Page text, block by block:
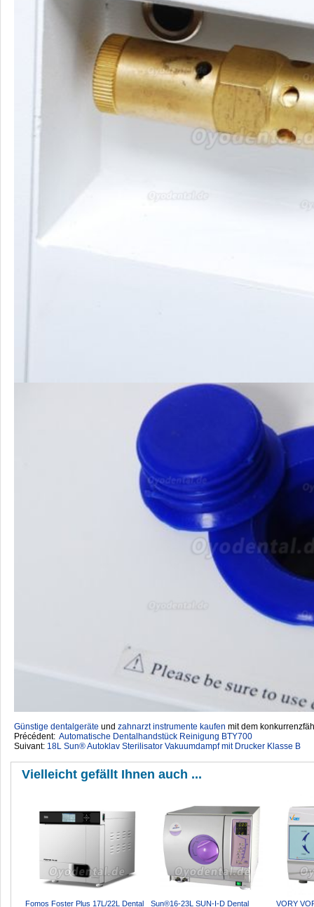
Günstige dentalgeräte ‎ und zahnarzt instrumente kaufen mit dem
Précédent: Automatische Dentalhandstück Reinigung BTY700
Suivant: 18L Sun® Autoklav Sterilisator Vakuumdampf mit Drucker Klasse B
Vielleicht gefällt Ihnen auch ...
Fomos Foster Plus 17L/22L Dental Sun®16-23L SUN-I-D Dental VORY